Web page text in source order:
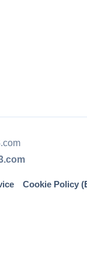
Cookie Policy